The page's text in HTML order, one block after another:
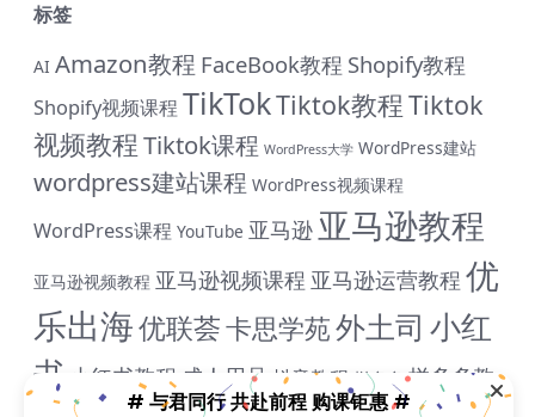
标签
AI Amazon教程 FaceBook教程 Shopify教程
Shopify视频课程 TikTokTiktok教程Tiktok
视频教程Tiktok课程 WordPress大学 WordPress建站
wordpress建站课程 WordPress视频课程
WordPress课程 YouTube 亚马逊 亚马逊教程
亚马逊视频教程 亚马逊视频课程 亚马逊运营教程 优
乐出海优联荟卡思学苑外土司 小红
书 小红书教程 成人用品 抖音教程 拼多多 拼多多教
# 与君同行 共赴前程 购课钜惠 #